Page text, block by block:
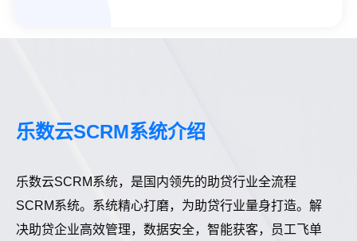
乐数云SCRM系统介绍
乐数云SCRM系统，是国内领先的助贷行业全流程
SCRM系统。系统精心打磨，为助贷行业量身打造。解
决助贷企业高效管理，数据安全，智能获客，员工飞单